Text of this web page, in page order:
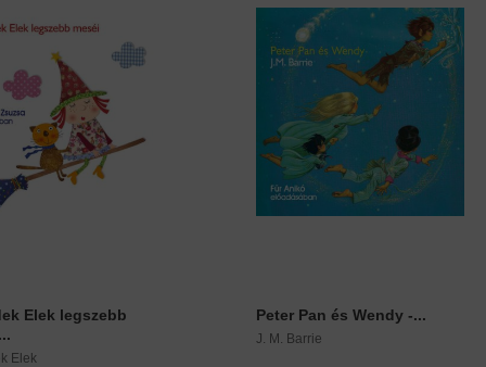
Elek legszebb
Elek
Peter Pan és Wendy -...
J. M. Barrie